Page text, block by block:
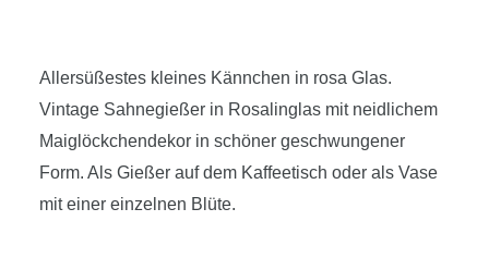
Allersüßestes kleines Kännchen in rosa Glas.
Vintage Sahnegießer in Rosalinglas mit neidlichem
Maiglöckchendekor in schöner geschwungener
Form. Als Gießer auf dem Kaffeetisch oder als Vase
mit einer einzelnen Blüte.